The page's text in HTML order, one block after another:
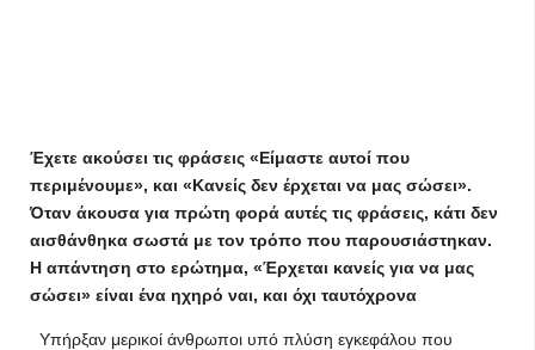
Έχετε ακούσει τις φράσεις «Είμαστε αυτοί που
περιμένουμε», και «Κανείς δεν έρχεται να μας σώσει».
Όταν άκουσα για πρώτη φορά αυτές τις φράσεις, κάτι δεν
αισθάνθηκα σωστά με τον τρόπο που παρουσιάστηκαν.
Η απάντηση στο ερώτημα, «Έρχεται κανείς για να μας
σώσει» είναι ένα ηχηρό ναι, και όχι ταυτόχρονα
Υπήρξαν μερικοί άνθρωποι υπό πλύση εγκεφάλου που